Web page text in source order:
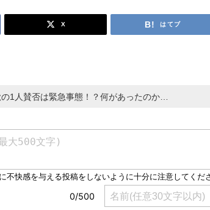
X はてブ
1人賛否は緊急事態！？何があったのか…